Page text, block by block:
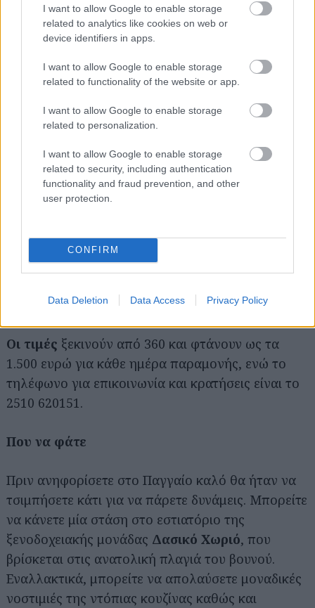
I want to allow Google to enable storage
related to analytics like cookies on web or
device identifiers in apps.
I want to allow Google to enable storage
related to functionality of the website or app.
I want to allow Google to enable storage
related to personalization.
I want to allow Google to enable storage
related to security, including authentication
functionality and fraud prevention, and other
user protection.
CONFIRM
Data Deletion Data Access Privacy Policy
καταπληκτικό καιluxury ”Imaret” στην πόλη
της Καβάλας. Κτισμένο ως δωρεά του Μοχάμετ
Οθωμανική κυριαρχία, και ιδρυτή του σύγχρονου
Αιγυπτιακού Κράτους, στην γενέθλια πόλη του,
το κτίριο αποτελείται από τέσσερις ενότητες που
αναπτύσσονται κατά μήκος της νοτιοδυτικής
χερσονήσου της ”Παναγίας”.
Η κάθε μία από τις τρεις πρώτες ενότητες
αποτελείται από ένα κήπο που περιστοιχίζεται
”κελιά” του Imaret δημιουργήθηκαν 27 ξεχωριστά
καταλύμματα (9 σουίτες και 18 Dome & Treasure
αρχιτεκτονικής και εσωτερικής διακόσμησης.
Οι τιμές ξεκινούν από 360 και φτάνουν ως τα
1.500 ευρώ για κάθε ημέρα παραμονής, ενώ το
τηλέφωνο για επικοινωνία και κρατήσεις είναι το
2510 620151.
Που να φάτε
Πριν ανηφορίσετε στο Παγγαίο καλό θα ήταν να
τσιμπήσετε κάτι για να πάρετε δυνάμεις. Μπορείτε
να κάνετε μία στάση στο εστιατόριο της
ξενοδοχειακής μονάδας Δασικό Χωριό, που
βρίσκεται στις ανατολική πλαγιά του βουνού.
Εναλλακτικά, μπορείτε να απολαύσετε μοναδικές
νοστιμιές της ντόπιας κουζίνας καθώς και